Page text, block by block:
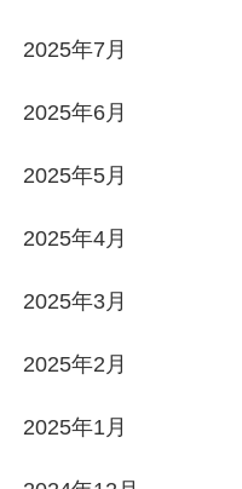
2025年7月
2025年6月
2025年5月
2025年4月
2025年3月
2025年2月
2025年1月